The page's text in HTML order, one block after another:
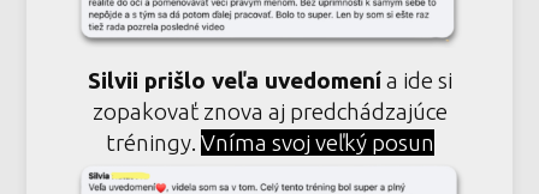
Silvii prišlo veľa uvedomenía ide si
zopakovať znova aj predchádzajúce
tréningy. Vníma svoj veľký posun